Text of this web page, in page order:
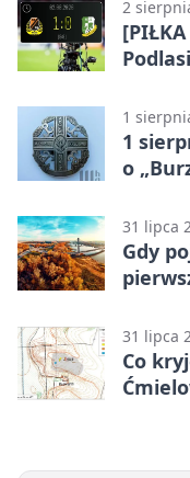
2
1
1
o
31 lipca
Gdy
31 lipca
Co